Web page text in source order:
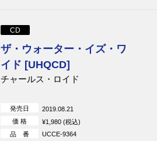
CD
ザ・ウォーター・イズ・ワ
イド [UHQCD]
チャールス・ロイド
発売日
2019.08.21
価 格
¥1,980 (税込)
品 番
UCCE-9364